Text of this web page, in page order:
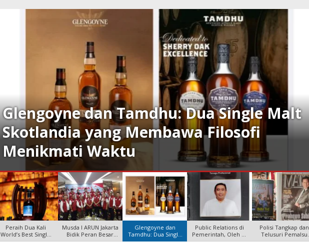
Glengoyne dan Tamdhu: Dua Single Malt
Skotlandia yang Membawa Filosofi
Menikmati Waktu
Peraih Dua Kali
World’s Best Single
Malt, The
Musda I ARUN Jakarta
Bidik Peran Besar
Menuju
Glengoyne dan
Tamdhu: Dua Single
Malt Skotlan
Public Relations di
Pemerintah, Oleh SS
Budi
Polisi Tangkap dan
Telusuri Pemalsu
Cover Maj